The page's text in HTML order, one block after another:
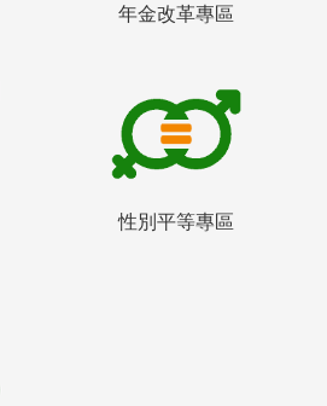
年金改革專區
性別平等專區